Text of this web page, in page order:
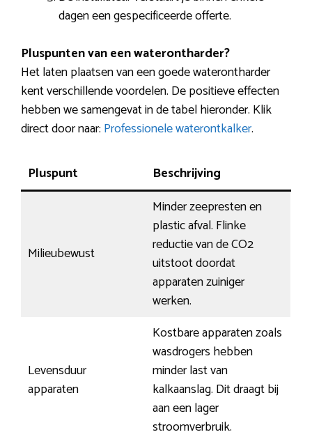
dagen een gespecificeerde offerte.
Pluspunten van een waterontharder?
Het laten plaatsen van een goede waterontharder
kent verschillende voordelen. De positieve effecten
hebben we samengevat in de tabel hieronder. Klik
direct door naar: Professionele waterontkalker.
Pluspunt Beschrijving
Milieubewust
Minder zeepresten en
plastic afval. Flinke
reductie van de CO2
uitstoot doordat
apparaten zuiniger
werken.
Levensduur
apparaten
Kostbare apparaten zoals
wasdrogers hebben
minder last van
kalkaanslag. Dit draagt bij
aan een lager
stroomverbruik.